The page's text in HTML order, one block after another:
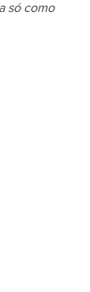
só como